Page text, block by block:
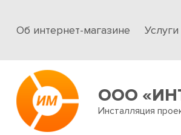
Об интернет-магазине Услуги
ООО
Инсталляция